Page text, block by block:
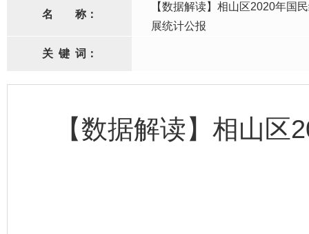
名 称：
【数据解读】相山区2020年国
展统计公报
关 键 词：
【数据解读】相山